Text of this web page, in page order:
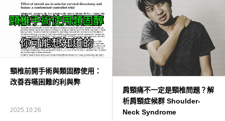
頸椎前開手術與類固醇使用：
改善吞嚥困難的利與弊
2025.10.26
肩頸痛不一定是頸椎問題？解
析肩頸症候群 Shoulder-
Neck Syndrome